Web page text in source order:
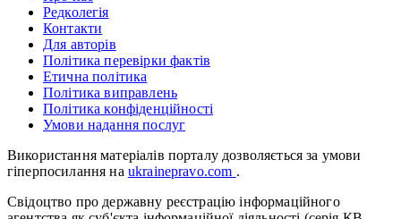
Редколегія
Контакти
Для авторів
Політика перевірки фактів
Етична політика
Політика виправлень
Політика конфіденційності
Умови надання послуг
Використання матеріалів порталу дозволяється за умови
гіперпосилання на ukrainepravo.com .
Свідоцтво про державну реєстрацію інформаційного